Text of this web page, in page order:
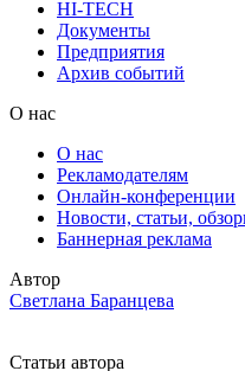
HI-TECH
Документы
Предприятия
Архив событий
О нас
О нас
Рекламодателям
Онлайн-конференции
Новости, статьи,
Баннерная реклама
Автор
Светлана Баранцева
Статьи автора